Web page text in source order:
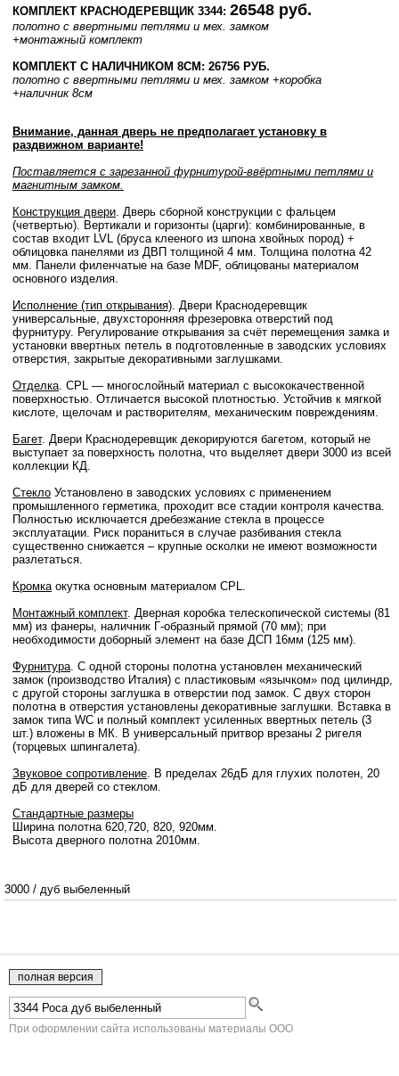
КОМПЛЕКТ КРАСНОДЕРЕВЩИК 3344: 26548 руб.
полотно с ввертными петлями и мех. замком
+монтажный комплект
КОМПЛЕКТ С НАЛИЧНИКОМ 8СМ: 26756 РУБ.
полотно с ввертными петлями и мех. замком +коробка
+наличник 8см
Внимание, данная дверь не предполагает установку в
раздвижном варианте!
Поставляется с зарезанной фурнитурой-ввёртными петлями и
магнитным замком.
Конструкция двери. Дверь сборной конструкции с фальцем
(четвертью). Вертикали и горизонты (царги): комбинированные, в
состав входит LVL (бруса клееного из шпона хвойных пород) +
облицовка панелями из ДВП толщиной 4 мм. Толщина полотна 42
мм. Панели филенчатые на базе MDF, облицованы материалом
основного изделия.
Исполнение (тип открывания). Двери Краснодеревщик
универсальные, двухсторонняя фрезеровка отверстий под
фурнитуру. Регулирование открывания за счёт перемещения замка и
установки ввертных петель в подготовленные в заводских условиях
отверстия, закрытые декоративными заглушками.
Отделка. CPL — многослойный материал с высококачественной
поверхностью. Отличается высокой плотностью. Устойчив к мягкой
кислоте, щелочам и растворителям, механическим повреждениям.
Багет. Двери Краснодеревщик декорируются багетом, который не
выступает за поверхность полотна, что выделяет двери 3000 из всей
коллекции КД.
Стекло Установлено в заводских условиях с применением
промышленного герметика, проходит все стадии контроля качества.
Полностью исключается дребезжание стекла в процессе
эксплуатации. Риск пораниться в случае разбивания стекла
существенно снижается – крупные осколки не имеют возможности
разлетаться.
Кромкаокутка основным материалом CPL.
Монтажный комплект. Дверная коробка телескопической системы (81
мм) из фанеры, наличник Г-образный прямой (70 мм); при
необходимости доборный элемент на базе ДСП 16мм (125 мм).
Фурнитура. С одной стороны полотна установлен механический
замок (производство Италия) с пластиковым «язычком» под цилиндр,
с другой стороны заглушка в отверстии под замок. С двух сторон
полотна в отверстия установлены декоративные заглушки. Вставка в
замок типа WC и полный комплект усиленных ввертных петель (3
шт.) вложены в МК. В универсальный притвор врезаны 2 ригеля
(торцевых шпингалета).
Звуковое сопротивление. В пределах 26дБ для глухих полотен, 20
дБ для дверей со стеклом.
Стандартные размеры
Ширина полотна 620,720, 820, 920мм.
Высота дверного полотна 2010мм.
3000 / дуб выбеленный
При оформлении сайта использованы материалы ООО